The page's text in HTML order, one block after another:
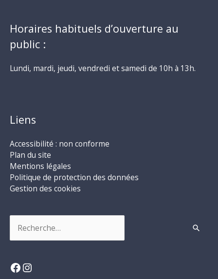
Horaires habituels d’ouverture au
public :
Lundi, mardi, jeudi, vendredi et samedi de 10h à 13h.
Liens
Accessibilité : non conforme
Plan du site
Mentions légales
Politique de protection des données
Gestion des cookies
Facebook
Instagram